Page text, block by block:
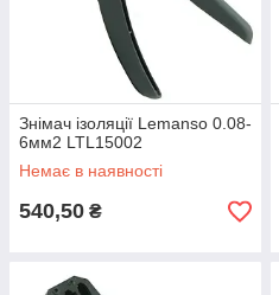
Знімач ізоляції Lemanso 0.08-
6мм2 LTL15002
Немає в наявності
540,50 ₴